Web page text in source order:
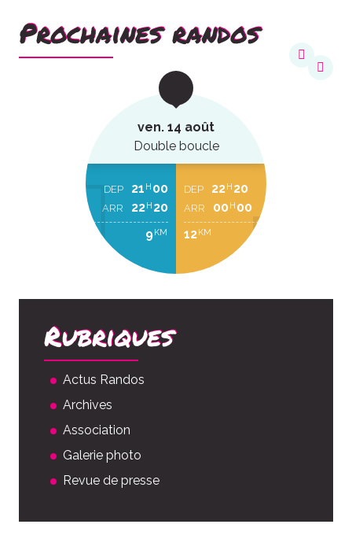
Prochaines randos
ven. 14 août
Double boucle
DEP 21 H 00
ARR 22H 20
9KM
DEP 22H 20
ARR 00H 00
12KM
Rubriques
Actus Randos
Archives
Association
Galerie photo
Revue de presse